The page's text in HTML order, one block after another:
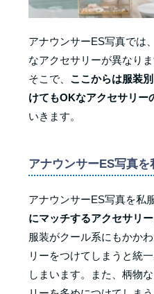
アナウンサーES写真では
なアクセサリーが異なりま
そこで、 ここからは服装
けてもOKなアクセサリー
いきます。
アナウンサーES写真
アナウンサーES写真を私
にマッチするアクセサリー
服装がクール系にもかか
リーをつけてしまうと統
しまいます。また、柄物